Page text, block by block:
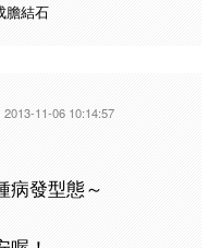
膽結石
2013-11-06 10:14:57
病發型態～